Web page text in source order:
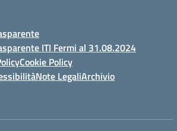
ITI Fermi al 31.08.2024
Cookie Policy
Note LegaliArchivio